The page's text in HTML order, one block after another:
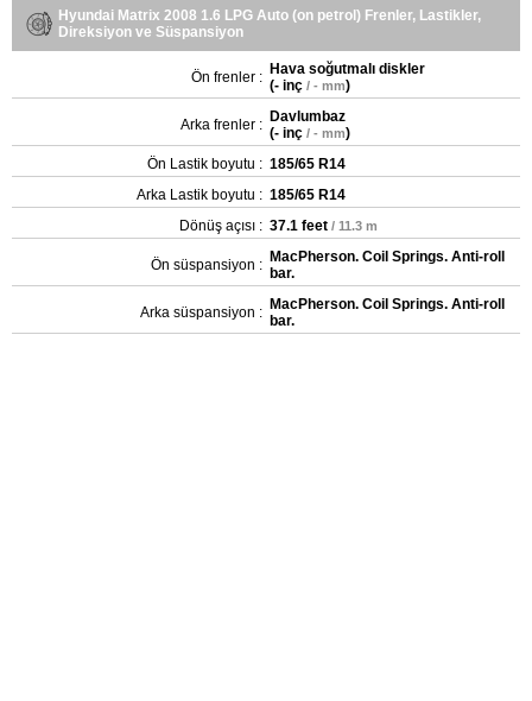
Hyundai Matrix 2008 1.6 LPG Auto (on petrol) Frenler, Lastikler,
Direksiyon ve Süspansiyon
Ön frenler : Hava soğutmalı diskler
(- inç / - mm)
Arka frenler : Davlumbaz
(- inç / - mm)
Ön Lastik boyutu : 185/65 R14
Arka Lastik boyutu : 185/65 R14
Dönüş açısı : 37.1 feet / 11.3 m
Ön süspansiyon : MacPherson. Coil Springs. Anti-roll
bar.
Arka süspansiyon : MacPherson. Coil Springs. Anti-roll
bar.